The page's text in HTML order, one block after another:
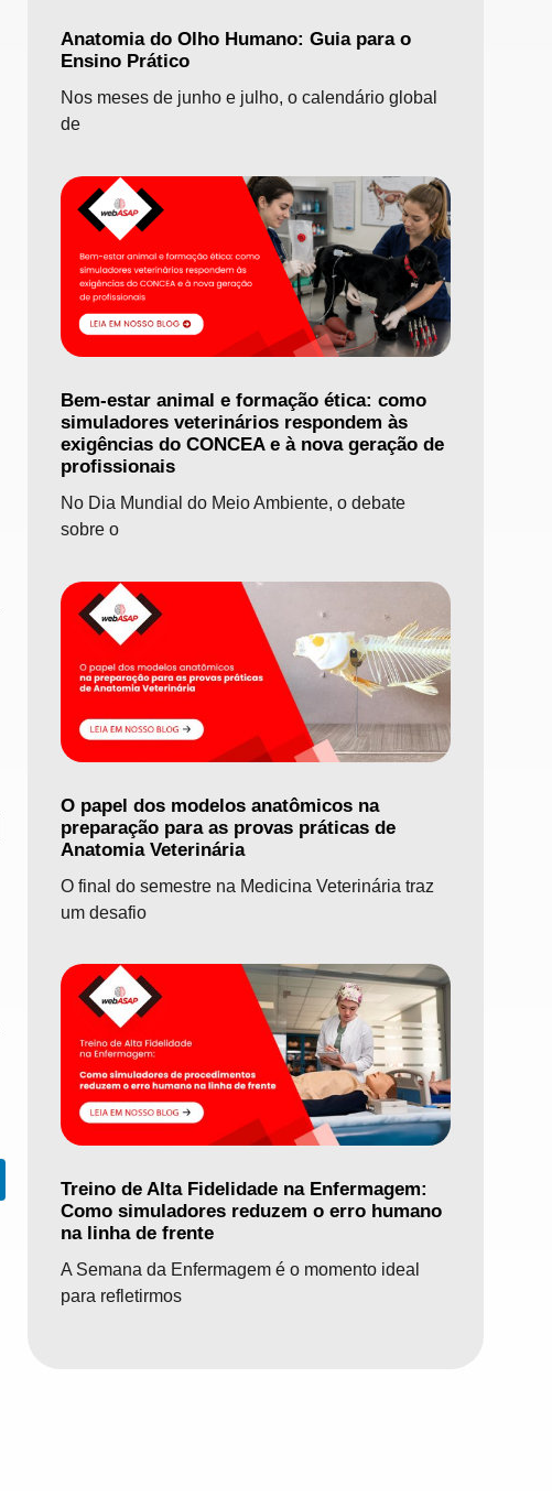
Anatomia do Olho Humano: Guia para o
Ensino Prático
Nos meses de junho e julho, o calendário global
de
Bem-estar animal e formação ética: como
simuladores veterinários respondem às
exigências do CONCEA e à nova geração de
profissionais
No Dia Mundial do Meio Ambiente, o debate
sobre o
O papel dos modelos anatômicos na
preparação para as provas práticas de
Anatomia Veterinária
O final do semestre na Medicina Veterinária traz
um desafio
Treino de Alta Fidelidade na Enfermagem:
Como simuladores reduzem o erro humano
na linha de frente
A Semana da Enfermagem é o momento ideal
para refletirmos